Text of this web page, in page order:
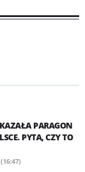
PARAGON
PYTA, CZY TO